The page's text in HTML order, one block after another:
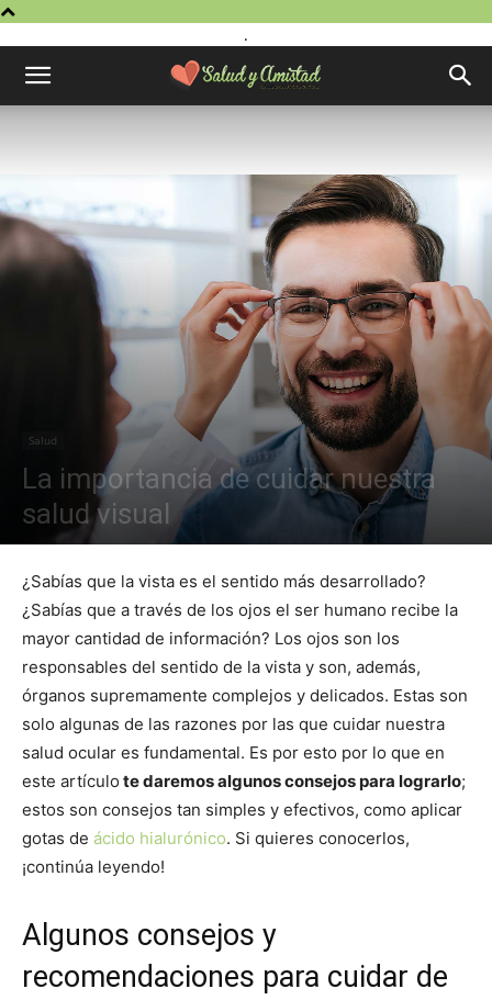
.
Salud
La importancia de cuidar nuestra
salud visual
¿Sabías que la vista es el sentido más desarrollado?
¿Sabías que a través de los ojos el ser humano recibe la
mayor cantidad de información? Los ojos son los
responsables del sentido de la vista y son, además,
órganos supremamente complejos y delicados. Estas son
solo algunas de las razones por las que cuidar nuestra
salud ocular es fundamental. Es por esto por lo que en
este artículo te daremos algunos consejos para lograrlo;
estos son consejos tan simples y efectivos, como aplicar
gotas de ácido hialurónico. Si quieres conocerlos,
¡continúa leyendo!
Algunos consejos y
recomendaciones para cuidar de